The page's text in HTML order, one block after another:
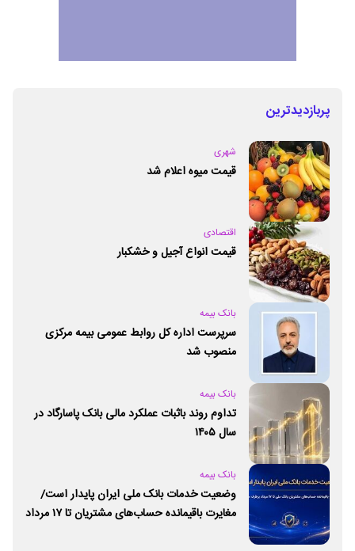
پربازدیدترین
شهری
قیمت میوه اعلام شد
اقتصادی
قیمت انواع آجیل و خشکبار
بانک بیمه
سرپرست اداره کل روابط عمومی بیمه مرکزی
منصوب شد
بانک بیمه
تداوم روند باثبات عملکرد مالی بانک پاسارگاد در
سال ۱۴۰۵
بانک بیمه
وضعیت خدمات بانک ملی ایران پایدار است/
مغایرت‌ باقیمانده حساب‌های مشتریان تا ۱۷ مرداد